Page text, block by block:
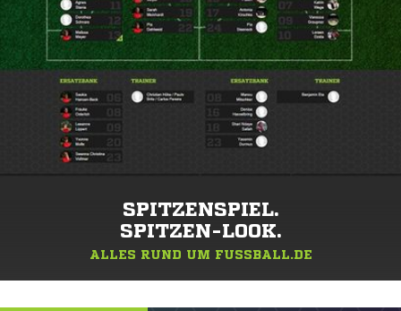
SPITZENSPIEL.
SPITZEN-LOOK.
ALLES RUND UM FUSSBALL.DE